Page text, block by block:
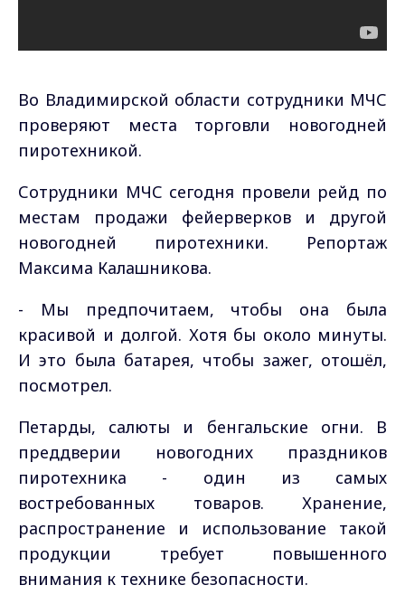
Во Владимирской области сотрудники МЧС
проверяют места торговли новогодней
пиротехникой.
Сотрудники МЧС сегодня провели рейд по
местам продажи фейерверков и другой
новогодней пиротехники. Репортаж
Максима Калашникова.
- Мы предпочитаем, чтобы она была
красивой и долгой. Хотя бы около минуты.
И это была батарея, чтобы зажег, отошёл,
посмотрел.
Петарды, салюты и бенгальские огни. В
преддверии новогодних праздников
пиротехника - один из самых
востребованных товаров. Хранение,
распространение и использование такой
продукции требует повышенного
внимания к технике безопасности.